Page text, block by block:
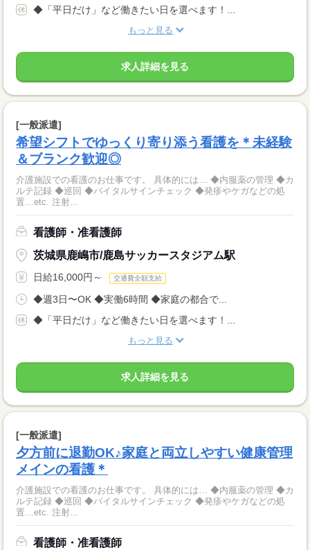
◆「平日だけ」など働きたい日を選べます！...
もっと見る
求人詳細を見る
[一般派遣]
希望シフトでゆっくり寄り添う看護を＊未経験
＆ブランク歓迎◎
介護施設での看護のお仕事です。 具体的には… ◆内服薬の管理 ◆カ
ルテ記録 ◆巡回 ◆バイタルサインチェック ◆発疹やケガなどの処
置…etc. 注射...
看護師・准看護師
茨城県鹿嶋市/鹿島サッカースタジアム駅
日給16,000円～ 交通費全額支給
◆週3日〜OK ◆実働6時間 ◆家庭の都合で...
◆「平日だけ」など働きたい日を選べます！...
もっと見る
求人詳細を見る
[一般派遣]
夕方前に退勤OK♪家庭と両立しやすい健康管理
メインの看護＊
介護施設での看護のお仕事です。 具体的には… ◆内服薬の管理 ◆カ
ルテ記録 ◆巡回 ◆バイタルサインチェック ◆発疹やケガなどの処
置…etc. 注射...
看護師・准看護師